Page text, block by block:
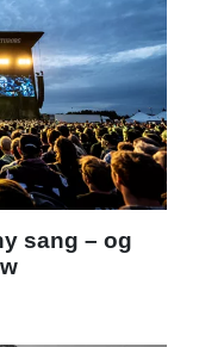
sang – og